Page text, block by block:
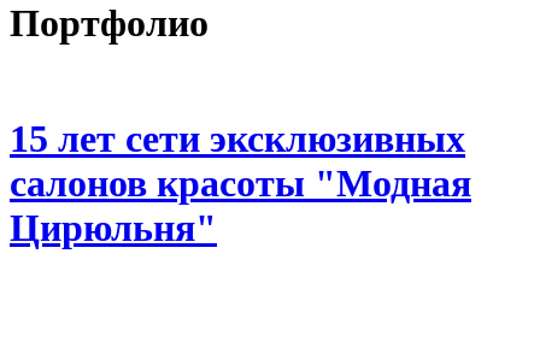
Портфолио
15 лет сети эксклюзивных
салонов красоты "Модная
Цирюльня"